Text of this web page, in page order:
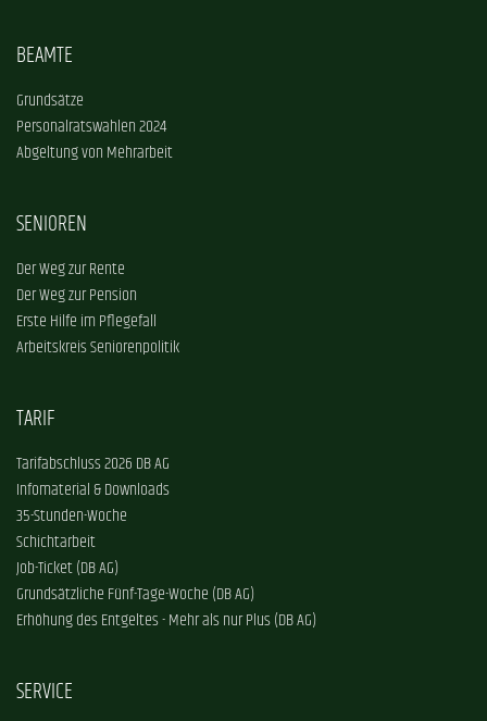
BEAMTE
Grundsätze
Personalratswahlen 2024
Abgeltung von Mehrarbeit
SENIOREN
Der Weg zur Rente
Der Weg zur Pension
Erste Hilfe im Pflegefall
Arbeitskreis Seniorenpolitik
TARIF
Tarifabschluss 2026 DB AG
Infomaterial & Downloads
35-Stunden-Woche
Schichtarbeit
Job-Ticket (DB AG)
Grundsätzliche Fünf-Tage-Woche (DB AG)
Erhöhung des Entgeltes - Mehr als nur Plus (DB AG)
SERVICE